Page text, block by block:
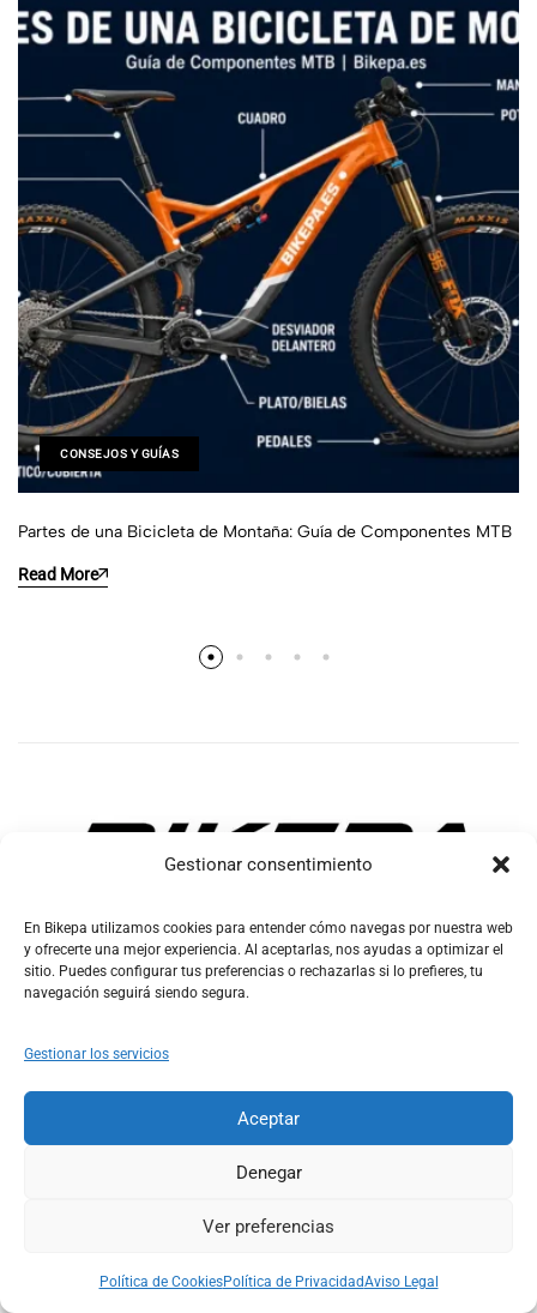
Gestionar consentimiento
En Bikepa utilizamos cookies para entender cómo navegas por nuestra web
y ofrecerte una mejor experiencia. Al aceptarlas, nos ayudas a optimizar el
sitio. Puedes configurar tus preferencias o rechazarlas si lo prefieres, tu
navegación seguirá siendo segura.
Gestionar los servicios
Aceptar
Denegar
Ver preferencias
Política de CookiesPolítica de PrivacidadAviso Legal
CONSEJOS Y GUÍAS
Partes de una Bicicleta de Montaña: Guía de Componentes MTB
Read More
Ubicación:Villacantid, Cantabria
Email:soporte@bikepa.es
Tlf:(+34)667931120
Newsletter Bikepa
Search Account Wishlist